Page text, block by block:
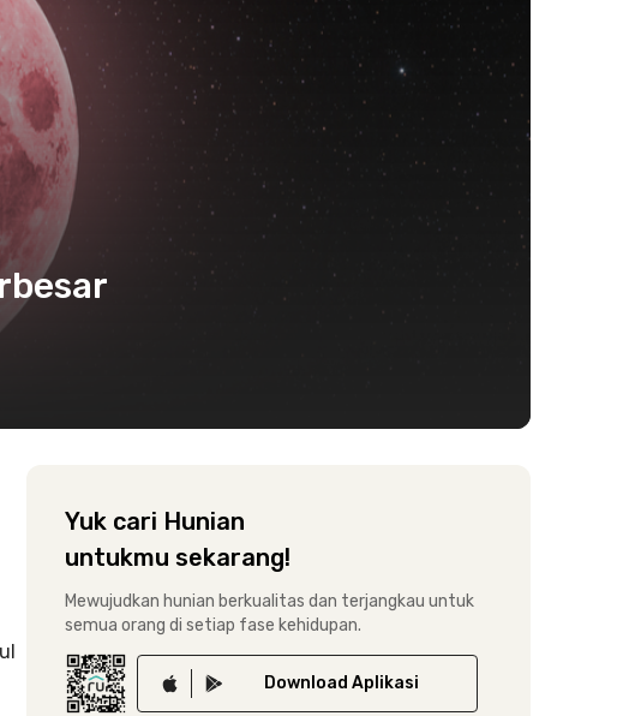
Yuk cari Hunian
untukmu sekarang!
Mewujudkan hunian berkualitas dan terjangkau untuk
semua orang di setiap fase kehidupan.
Download Aplikasi